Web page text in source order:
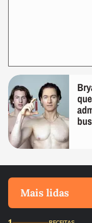
Mais lidas